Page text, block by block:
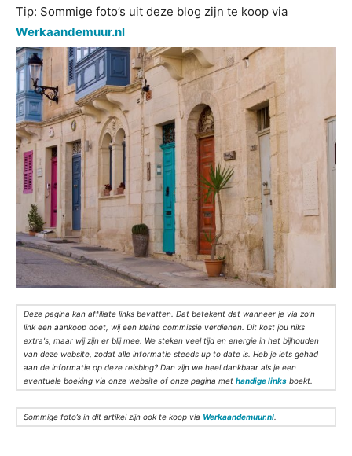
Tip: Sommige foto’s uit deze blog zijn te koop via
Werkaandemuur.nl
Deze pagina kan affiliate links bevatten. Dat betekent dat wanneer je via zo’n
link een aankoop doet, wij een kleine commissie verdienen. Dit kost jou niks
extra's, maar wij zijn er blij mee. We steken veel tijd en energie in het bijhouden
van deze website, zodat alle informatie steeds up to date is. Heb je iets gehad
aan de informatie op deze reisblog? Dan zijn we heel dankbaar als je een
eventuele boeking via onze website of onze pagina met handige links boekt.
Sommige foto’s in dit artikel zijn ook te koop via Werkaandemuur.nl